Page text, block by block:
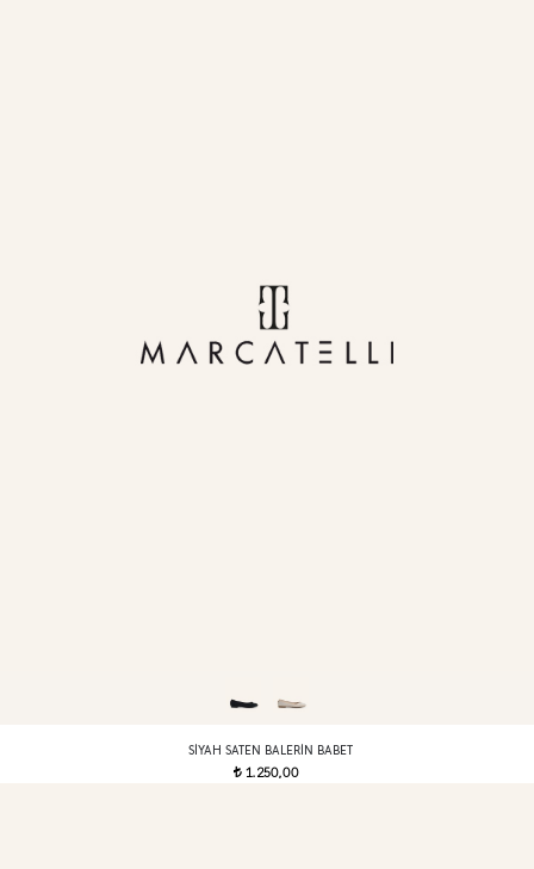
SIYAH SATEN BALERIN BABET
t1.250,00